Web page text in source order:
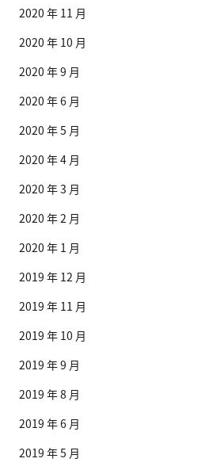
2020 年 11 月
2020 年 10 月
2020 年 9 月
2020 年 6 月
2020 年 5 月
2020 年 4 月
2020 年 3 月
2020 年 2 月
2020 年 1 月
2019 年 12 月
2019 年 11 月
2019 年 10 月
2019 年 9 月
2019 年 8 月
2019 年 6 月
2019 年 5 月